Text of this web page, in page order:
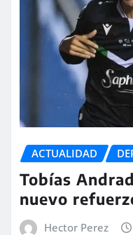
ACTUALIDAD
Tobías
nuevo
Hector Perez